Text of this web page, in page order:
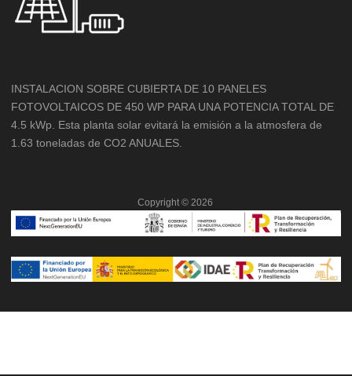
INSTALACION SOBRE CUBIERTA DE 10 PANELES
FOTOVOLTAICOS DE 450 WP PARA UNA POTENCIA TOTAL DE
4.5 kWp. Esta planta solar evitará la emisión a la atmosfera de
1.63 toneladas de CO2 ANUALES.
Copyright © 2026